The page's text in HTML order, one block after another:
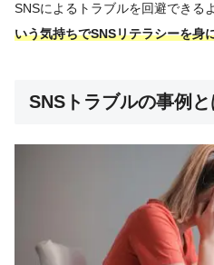
SNSによるトラブルを回避できる
いう気持ちでSNSリテラシーを身
SNSトラブルの事例と